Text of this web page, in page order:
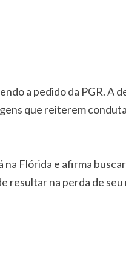
a pedido da PGR. A
que reiterem
na Flórida e afirma
resultar na perda de